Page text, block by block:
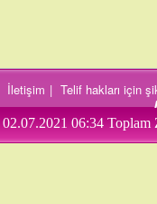
İletişim | Telif hakları için
02.07.2021 06:34 Toplam